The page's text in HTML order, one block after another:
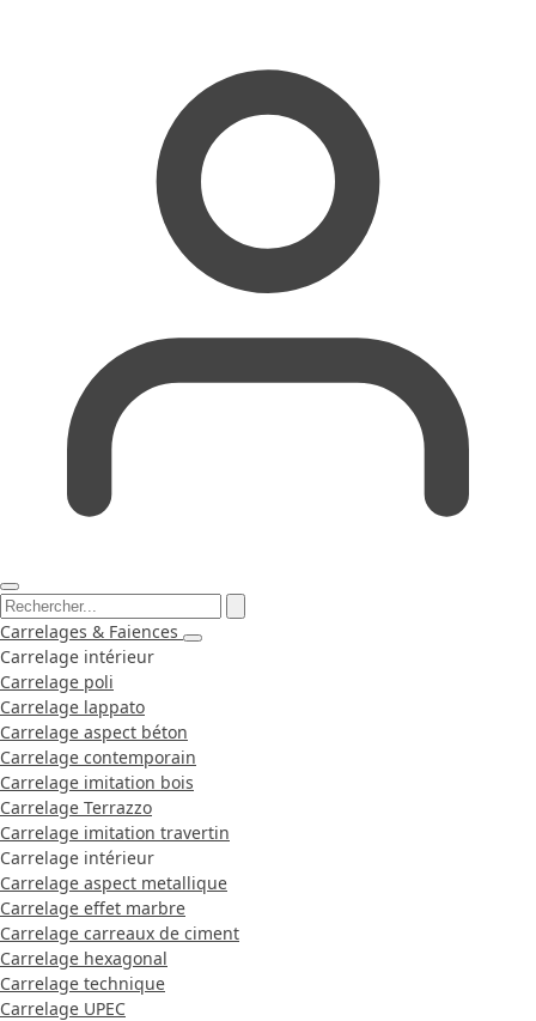
Carrelages & Faiences
Carrelage intérieur
Carrelage poli
Carrelage lappato
Carrelage aspect béton
Carrelage contemporain
Carrelage imitation bois
Carrelage Terrazzo
Carrelage imitation travertin
Carrelage intérieur
Carrelage aspect metallique
Carrelage effet marbre
Carrelage carreaux de ciment
Carrelage hexagonal
Carrelage technique
Carrelage UPEC